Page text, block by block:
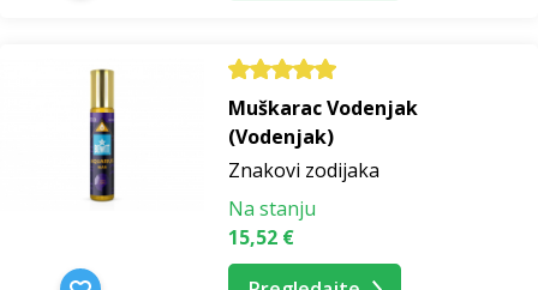
Muškarac Vodenjak
(Vodenjak)
Znakovi zodijaka
Na stanju
15,52 €